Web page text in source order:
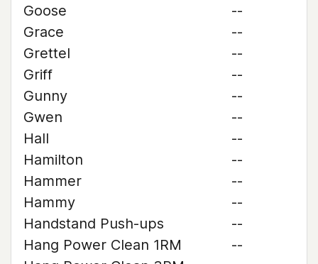
Goose
--
Grace
--
Grettel
--
Griff
--
Gunny
--
Gwen
--
Hall
--
Hamilton
--
Hammer
--
Hammy
--
Handstand Push-ups
--
Hang Power Clean 1RM
--